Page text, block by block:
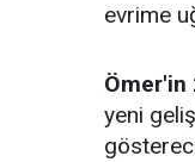
evrime
Ömer'in
yeni